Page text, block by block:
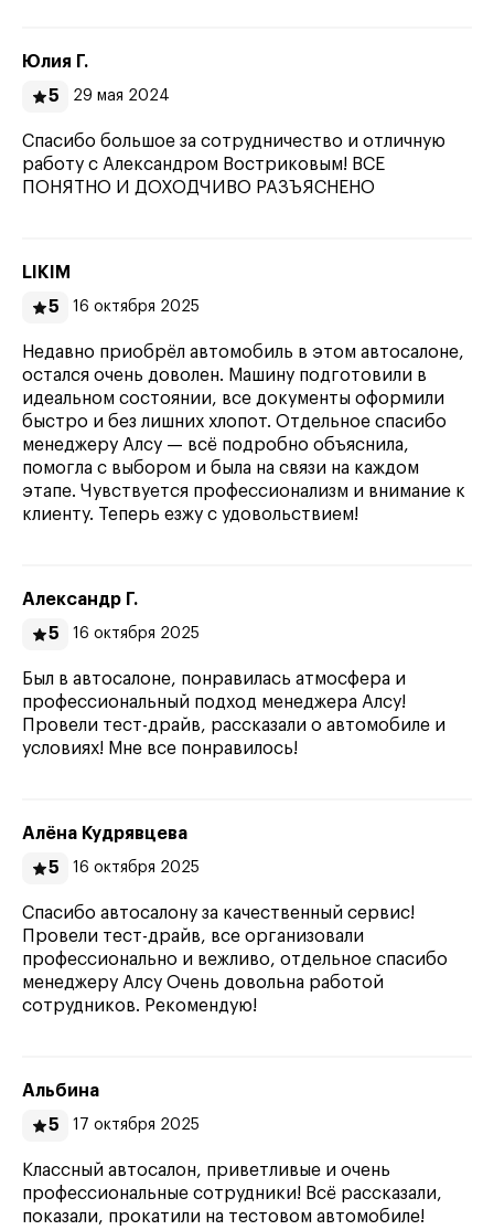
Юлия Г.
5
29 мая 2024
Спасибо большое за сотрудничество и отличную
работу с Александром Востриковым! ВСЕ
ПОНЯТНО И ДОХОДЧИВО РАЗЪЯСНЕНО
LIKIM
5
16 октября 2025
Недавно приобрёл автомобиль в этом автосалоне,
остался очень доволен. Машину подготовили в
идеальном состоянии, все документы оформили
быстро и без лишних хлопот. Отдельное спасибо
менеджеру Алсу — всё подробно объяснила,
помогла с выбором и была на связи на каждом
этапе. Чувствуется профессионализм и внимание к
клиенту. Теперь езжу с удовольствием!
Александр Г.
5
16 октября 2025
Был в автосалоне, понравилась атмосфера и
профессиональный подход менеджера Алсу!
Провели тест-драйв, рассказали о автомобиле и
условиях! Мне все понравилось!
Алёна Кудрявцева
5
16 октября 2025
Спасибо автосалону за качественный сервис!
Провели тест-драйв, все организовали
профессионально и вежливо, отдельное спасибо
менеджеру Алсу Очень довольна работой
сотрудников. Рекомендую!
Альбина
5
17 октября 2025
Классный автосалон, приветливые и очень
профессиональные сотрудники! Всё рассказали,
показали, прокатили на тестовом автомобиле!